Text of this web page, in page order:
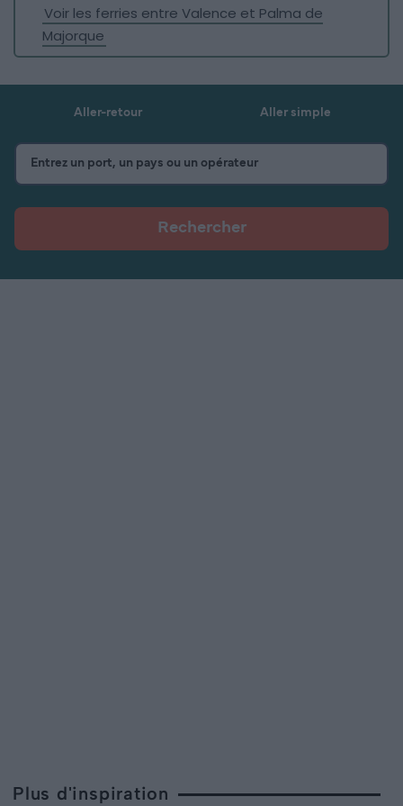
Voir les ferries entre Valence et Palma de
Majorque
Plus d'inspiration